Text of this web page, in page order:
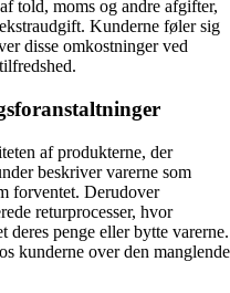
told, moms og andre afgifter,
Kunderne føler sig
disse omkostninger ved
af produkterne, der
beskriver varerne som
forventet. Derudover
returprocesser, hvor
penge eller bytte varerne.
kunderne over den manglende